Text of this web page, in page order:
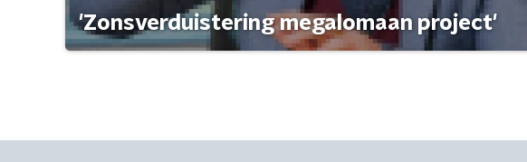
'Zonsverduistering megalomaan project'